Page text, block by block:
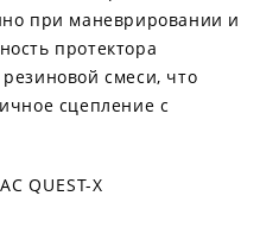
при маневрировании и
протектора
смеси, что
сцепление с
QUEST-X